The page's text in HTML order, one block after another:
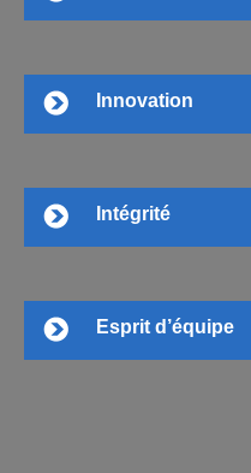
Innovation
Intégrité
Esprit d’équipe